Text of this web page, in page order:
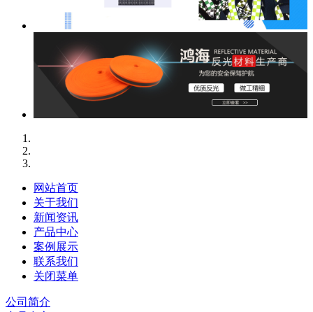
网站首页
关于我们
新闻资讯
产品中心
案例展示
联系我们
关闭菜单
公司简介